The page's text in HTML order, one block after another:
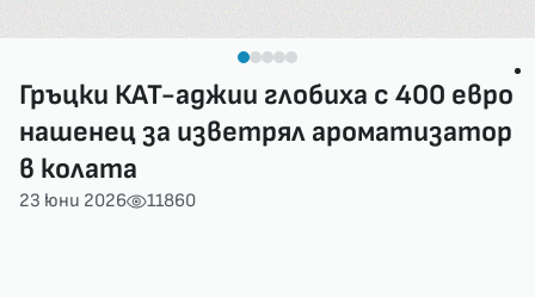
Гръцки КАТ-аджии глобиха с 400 евро
нашенец за изветрял ароматизатор
в колата
23 юни 2026 11860